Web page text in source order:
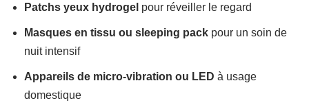
Patchs yeux hydrogel pour réveiller le regard
Masques en tissu ou sleeping pack pour un soin de
nuit intensif
Appareils de micro-vibration ou LED à usage
domestique